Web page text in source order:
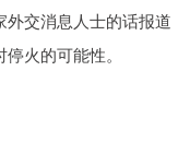
交消息人士的话报道
火的可能性。